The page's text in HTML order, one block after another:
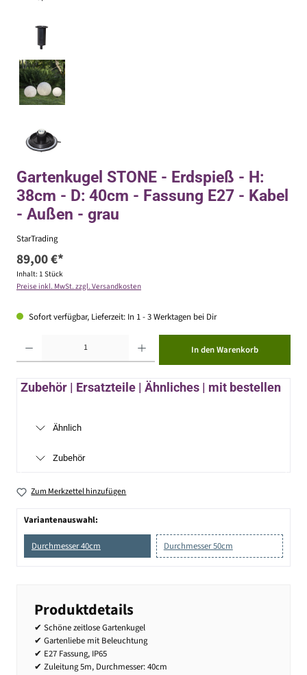
Gartenkugel STONE - Erdspieß - H:
38cm - D: 40cm - Fassung E27 - Kabel
- Außen - grau
StarTrading
89,00 €*
Inhalt: 1 Stück
Preise inkl. MwSt. zzgl. Versandkosten
Sofort verfügbar, Lieferzeit: In 1 - 3 Werktagen bei Dir
In den Warenkorb
Zubehör | Ersatzteile | Ähnliches | mit bestellen
Ähnlich
Zubehör
Zum Merkzettel hinzufügen
Variantenauswahl:
Durchmesser 40cm Durchmesser 50cm
Produktdetails
✔ Schöne zeitlose Gartenkugel
✔ Gartenliebe mit Beleuchtung
✔ E27 Fassung, IP65
✔ Zuleitung 5m, Durchmesser: 40cm